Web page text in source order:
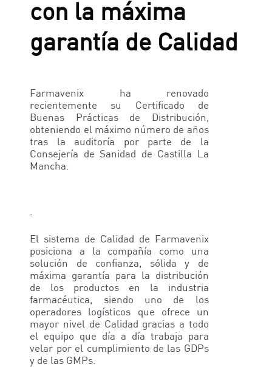
con la máxima
garantía de Calidad
Farmavenix ha renovado
recientemente su Certificado de
Buenas Prácticas de Distribución,
obteniendo el máximo número de años
tras la auditoría por parte de la
Consejería de Sanidad de Castilla La
Mancha.
El sistema de Calidad de Farmavenix
posiciona a la compañía como una
solución de confianza, sólida y de
máxima garantía para la distribución
de los productos en la industria
farmacéutica, siendo uno de los
operadores logísticos que ofrece un
mayor nivel de Calidad gracias a todo
el equipo que día a día trabaja para
velar por el cumplimiento de las GDPs
y de las GMPs.